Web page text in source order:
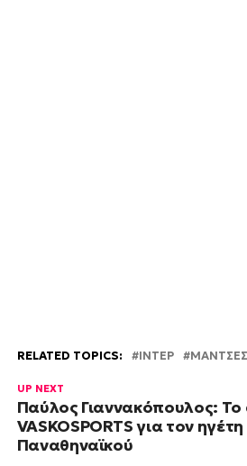
RELATED TOPICS: ΙΝΤΕΡ
UP NEXT
Παύλος Γιαννακόπουλος:
VASKOSPORTS για τον
Παναθηναϊκού